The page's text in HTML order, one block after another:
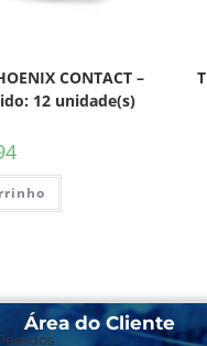
CONTACT –
12 unidade(s)
Área do Cliente